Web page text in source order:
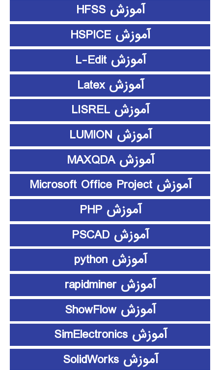
آموزش HFSS
آموزش HSPICE
آموزش L-Edit
آموزش Latex
آموزش LISREL
آموزش LUMION
آموزش MAXQDA
آموزش Microsoft Office Project
آموزش PHP
آموزش PSCAD
آموزش python
آموزش rapidminer
آموزش ShowFlow
آموزش SimElectronics
آموزش SolidWorks